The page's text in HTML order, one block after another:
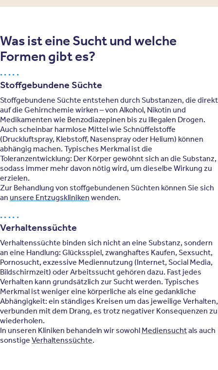
Was ist eine Sucht und welche
Formen gibt es?
Stoffgebundene Süchte
Stoffgebundene Süchte entstehen durch Substanzen, die direkt
auf die Gehirnchemie wirken – von Alkohol, Nikotin und
Medikamenten wie Benzodiazepinen bis zu illegalen Drogen.
Auch scheinbar harmlose Mittel wie Schnüffelstoffe
(Druckluftspray, Klebstoff, Nasenspray oder Helium) können
abhängig machen. Typisches Merkmal ist die
Toleranzentwicklung: Der Körper gewöhnt sich an die Substanz,
sodass immer mehr davon nötig wird, um dieselbe Wirkung zu
erzielen.
Zur Behandlung von stoffgebundenen Süchten können Sie sich
an unsere Entzugskliniken wenden.
Verhaltenssüchte
Verhaltenssüchte binden sich nicht an eine Substanz, sondern
an eine Handlung: Glücksspiel, zwanghaftes Kaufen, Sexsucht,
Pornosucht, exzessive Mediennutzung (Internet, Social Media,
Bildschirmzeit) oder Arbeitssucht gehören dazu. Fast jedes
Verhalten kann grundsätzlich zur Sucht werden. Typisches
Merkmal ist weniger eine körperliche als eine gedankliche
Abhängigkeit: ein ständiges Kreisen um das jeweilige Verhalten,
verbunden mit dem Drang, es trotz negativer Konsequenzen zu
wiederholen.
In unseren Kliniken behandeln wir sowohl Mediensuchtals auch
sonstige Verhaltenssüchte.